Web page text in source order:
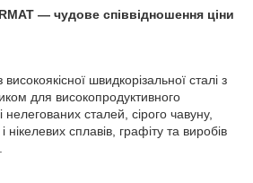
— чудове співвідношення ціни
швидкорізальної сталі з
для високопродуктивного
нелегованих сталей, сірого чавуну,
нікелевих сплавів, графіту та виробів